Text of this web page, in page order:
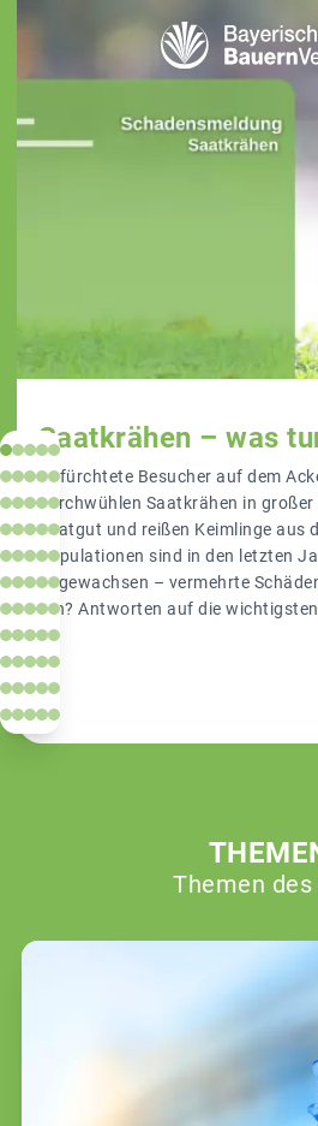
Saatkrähen – was
Gefürchtete Besucher auf dem
durchwühlen Saatkrähen in großer
Saatgut und reißen Keimlinge aus
Populationen sind in den letzten
angewachsen – vermehrte
tun? Antworten auf die
Themen des